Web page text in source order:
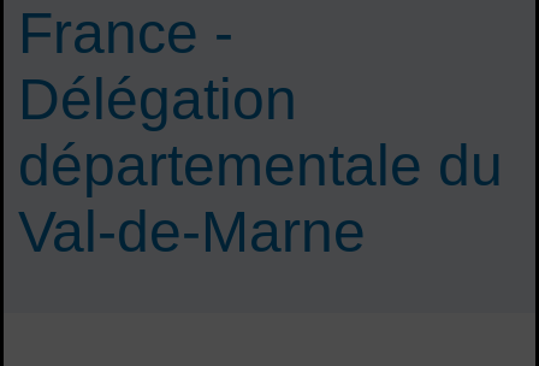
France -
Délégation
départementale du
Val-de-Marne